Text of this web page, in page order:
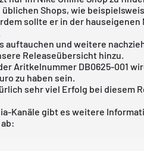
üblichen Shops, wie
sollte er in der hauseigenen
auftauchen und weitere
Releaseübersicht hinzu.
Aritkelnummer DB0625-001
zu haben sein.
sehr viel Erfolg bei diesem
Kanäle gibt es weitere